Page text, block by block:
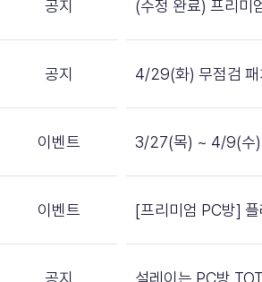
공지 (수정 완료) 프리미
공지 4/29(화) 무점검 패
이벤트 3/27(목) ~ 4/9(수)
이벤트 [프리미엄 PC방]
공지 설레이는 PC방